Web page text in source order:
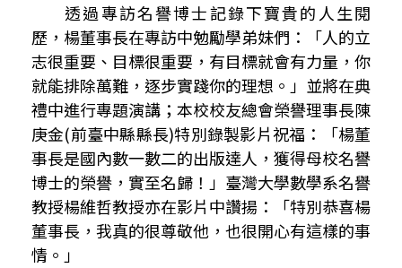
透過專訪名譽博士記錄下寶貴的人生閱
歷，楊董事長在專訪中勉勵學弟妹們 ：「人的立
志很重要、目標很重要，有目標就會有力量，你
就能排除萬難，逐步實踐你的理想。」 並將在典
禮中進行專題演講 ； 本校校友總會榮譽理事長陳
庚金(前臺中縣縣長)特別錄製影片祝福：「楊董
事長是國內數一數二的出版達人，獲得母校名譽
博士的榮譽，實至名歸 ！ 」臺灣大學數學系名譽
教授楊維哲教授亦在影片中讚揚：「特別恭喜楊
董事長，我真的很尊敬他，也很開心有這樣的事
情。」